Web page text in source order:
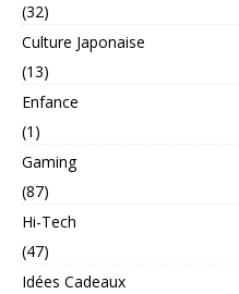
(32)
Culture Japonaise
(13)
Enfance
(1)
Gaming
(87)
Hi-Tech
(47)
Idées Cadeaux